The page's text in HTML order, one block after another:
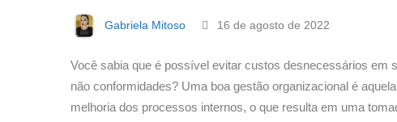
Gabriela Mitoso 16 de agosto de 2022
Você sabia que é possível evitar custos desnecessários em
não conformidades? Uma boa gestão organizacional é
melhoria dos processos internos, o que resulta em uma